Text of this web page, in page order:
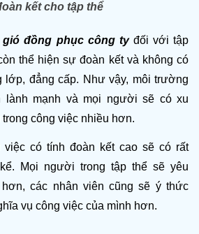
kết cho tập thể
gió đồng phục công ty đối với tập
thể hiện sự đoàn kết và không có
lớp, đẳng cấp. Như vậy, môi trường
lành mạnh và mọi người sẽ có xu
công việc nhiều hơn.
việc có tính đoàn kết cao sẽ có rất
Mọi người trong tập thể sẽ yêu
các nhân viên cũng sẽ ý thức
vụ công việc của mình hơn.